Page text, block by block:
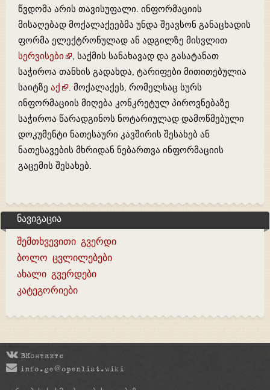
წვდომა არის თავისუფალი. ინფორმაციის
მისაღებად მოქალაქეებმა უნდა შეავსონ განაცხადის
ფორმა ელექტრონულად ან ადგილზე მისვლით
სერვისები
, საქმის სანახავად და გასატანათ
საჭიროა თანხის გადახდა, ტარიფები მითითებულია
საიტზე აქ
. მოქალაქეს, რომელსაც სურს
ინფორმაციის მიღება კონკრეტულ პიროვნებაზე
საჭიროა წარადგინოს ნოტარიულად დამოწმებული
დოკუმენტი ნათესაური კავშირის შესახებ ან
ნათესავების მხრიდან ნებართვა ინფორმაციის
გაცემის შესახებ.
ნავიგაცია
შემთხვევითი გვერდი
ბოლო ცვლილებები
ახალი გვერდები
კატეგორიები
ВКонтакте
info.ge@openlist.wiki